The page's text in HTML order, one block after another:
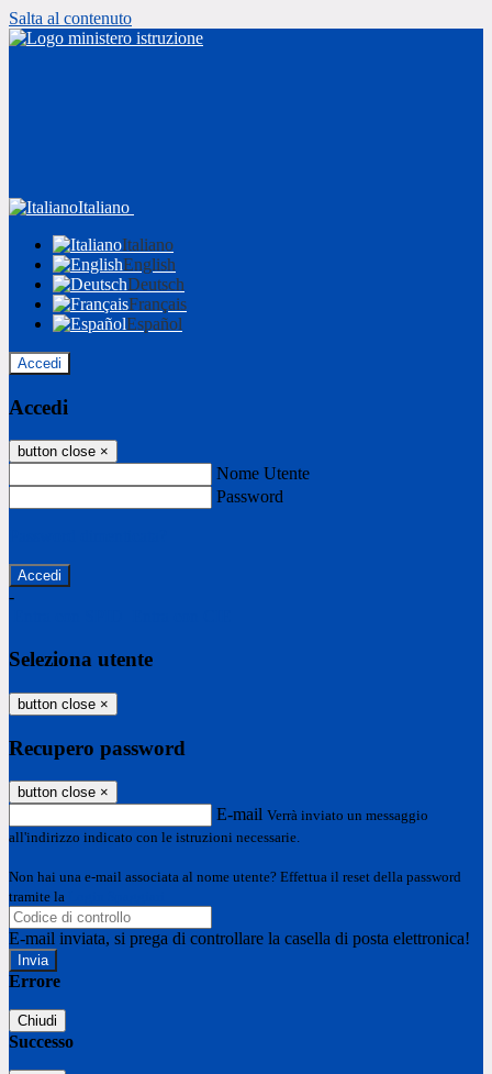
Salta al contenuto
Italiano
Italiano
English
Deutsch
Français
Español
Accedi
Accedi
button close ×
Nome Utente
Password
-
Seleziona utente
button close ×
Recupero password
button close ×
E-mail Verrà inviato un messaggio
all'indirizzo indicato con le istruzioni necessarie.
Non hai una e-mail associata al nome utente? Effettua il reset della password
tramite la
E-mail inviata, si prega di controllare la casella di posta elettronica!
Errore
Chiudi
Successo